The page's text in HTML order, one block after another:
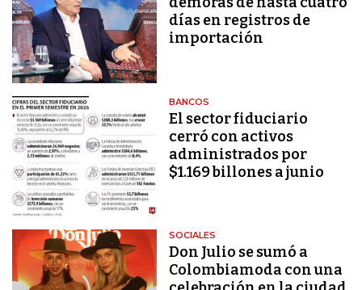
días en registros de
importación
BANCOS
El sector fiduciario
cerró con activos
administrados por
$1.169 billones a junio
SOCIALES
Don Julio se sumó a
Colombiamoda con una